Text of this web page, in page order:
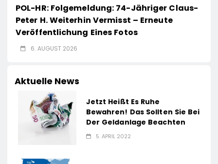
POL-HR: Folgemeldung: 74-Jähriger Claus-
Peter H. Weiterhin Vermisst – Erneute
Veröffentlichung Eines Fotos
6. AUGUST 2026
Aktuelle News
Jetzt Heißt Es Ruhe
Bewahren! Das Sollten Sie Bei
Der Geldanlage Beachten
5. APRIL 2022